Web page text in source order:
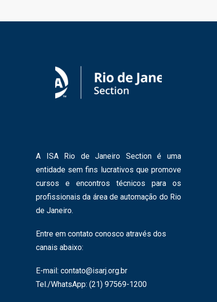
A ISA Rio de Janeiro Section é uma
entidade sem fins lucrativos que promove
cursos e encontros técnicos para os
profissionais da área de automação do Rio
de Janeiro.
Entre em contato conosco através dos
canais abaixo:
E-mail: contato@isarj.org.br
Tel./WhatsApp: (21) 97569-1200